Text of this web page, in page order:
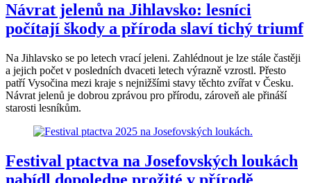
Návrat jelenů na Jihlavsko: lesníci
počítají škody a příroda slaví tichý triumf
Na Jihlavsko se po letech vrací jeleni. Zahlédnout je lze stále častěji
a jejich počet v posledních dvaceti letech výrazně vzrostl. Přesto
patří Vysočina mezi kraje s nejnižšími stavy těchto zvířat v Česku.
Návrat jelenů je dobrou zprávou pro přírodu, zároveň ale přináší
starosti lesníkům.
Festival ptactva na Josefovských loukách